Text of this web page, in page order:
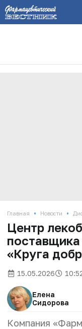
Главная • Новости •
Центр
«Круга
15.05.2026
Елена
Сидорова
Компания